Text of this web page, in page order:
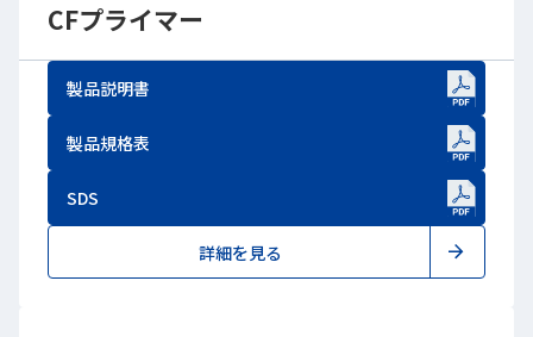
CFプライマー
製品説明書
新しいWindowで開きます
製品規格表
新しいWindowで開きます
SDS
新しいWindowで開きます
詳細を見る